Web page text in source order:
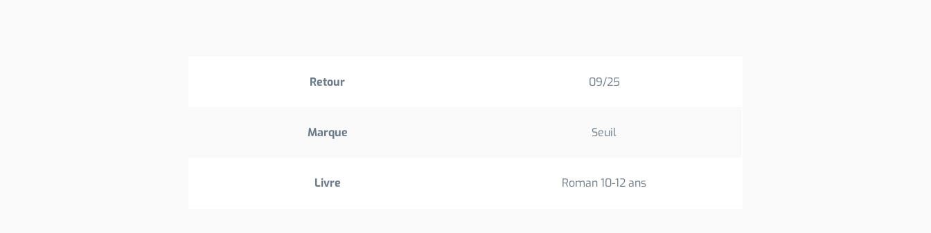
Retour 09/25
Marque Seuil
Livre Roman 10-12 ans